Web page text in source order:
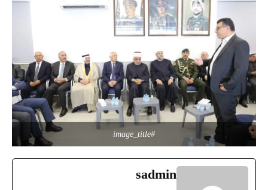
#image_title
sadmin